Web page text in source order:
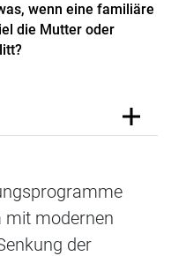
wenn eine familiäre
die Mutter oder
mit modernen
der